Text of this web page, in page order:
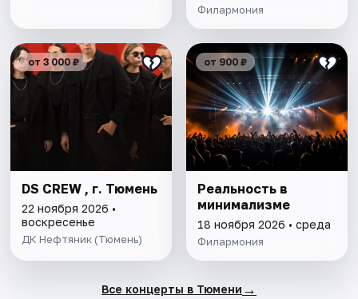
Филармония
от 3 000 ₽
DS CREW , г. Тюмень
22 ноября 2026 •
воскресенье
ДК Нефтяник (Тюмень)
от 900 ₽
Реальность в
минимализме
18 ноября 2026 • среда
Филармония
Все концерты в Тюмени →